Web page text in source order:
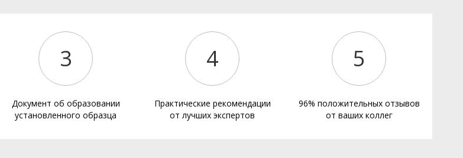
3
Документ об образовании
установленного образца
4
Практические рекомендации
от лучших экспертов
5
96% положительных отзывов
от ваших коллег